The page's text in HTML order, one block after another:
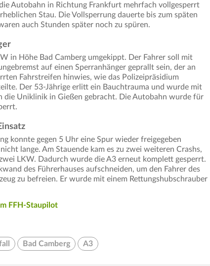
Autobahn in Richtung Frankfurt mehrfach vollgesperrt
Stau. Die Vollsperrung dauerte bis zum späten
auch Stunden später noch zu spüren.
in Höhe Bad Camberg umgekippt. Der Fahrer soll mit
auf einen Sperranhänger geprallt sein, der an
Fahrstreifen hinwies, wie das Polizeipräsidium
Der 53-Jährige erlitt ein Bauchtrauma und wurde mit
die Uniklinik in Gießen gebracht. Die Autobahn wurde für
konnte gegen 5 Uhr eine Spur wieder freigegeben
lange. Am Stauende kam es zu zwei weiteren Crashs,
LKW. Dadurch wurde die A3 erneut komplett gesperrt.
des Führerhauses aufschneiden, um den Fahrer des
zu befreien. Er wurde mit einem Rettungshubschrauber
FFH-Staupilot
Bad Camberg A3